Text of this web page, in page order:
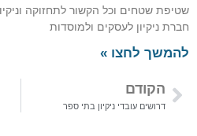
שטיפת שטחים וכל הקשור לתחזוקה
חברת ניקיון לעסקים ולמוסדות
להמשך לחצו »
הקודם
דרושים עובדי ניקיון בתי ספר